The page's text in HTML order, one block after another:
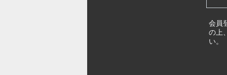
会員
の上
い。